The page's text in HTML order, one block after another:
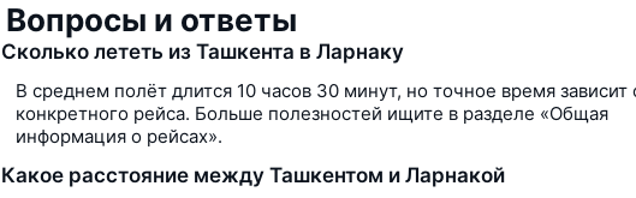
Вопросы и ответы
Сколько лететь из Ташкента в Ларнаку
В среднем полёт длится 10 часов 30 минут, но точное время зависит
конкретного рейса. Больше полезностей ищите в разделе «Общая
информация о рейсах».
Какое расстояние между Ташкентом и Ларнакой